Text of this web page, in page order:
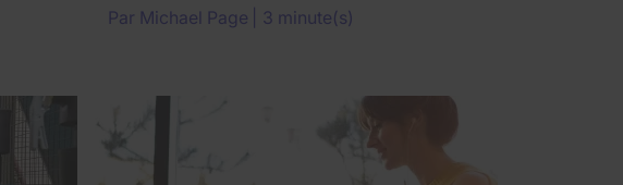
Par Michael Page 3 minute(s)